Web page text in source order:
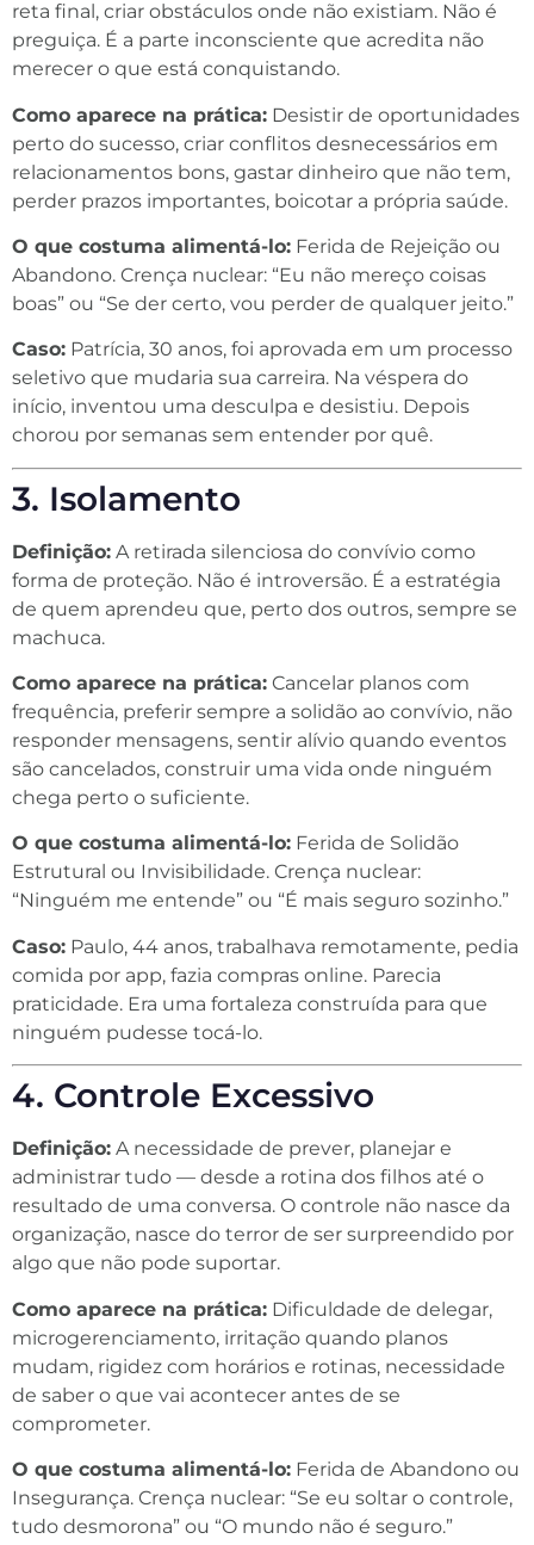
reta final, criar obstáculos onde não existiam. Não é
preguiça. É a parte inconsciente que acredita não
merecer o que está conquistando.
Como aparece na prática: Desistir de oportunidades
perto do sucesso, criar conflitos desnecessários em
relacionamentos bons, gastar dinheiro que não tem,
perder prazos importantes, boicotar a própria saúde.
O que costuma alimentá-lo: Ferida de Rejeição ou
Abandono. Crença nuclear: “Eu não mereço coisas
boas” ou “Se der certo, vou perder de qualquer jeito.”
Caso: Patrícia, 30 anos, foi aprovada em um processo
seletivo que mudaria sua carreira. Na véspera do
início, inventou uma desculpa e desistiu. Depois
chorou por semanas sem entender por quê.
3. Isolamento
Definição: A retirada silenciosa do convívio como
forma de proteção. Não é introversão. É a estratégia
de quem aprendeu que, perto dos outros, sempre se
machuca.
Como aparece na prática: Cancelar planos com
frequência, preferir sempre a solidão ao convívio, não
responder mensagens, sentir alívio quando eventos
são cancelados, construir uma vida onde ninguém
chega perto o suficiente.
O que costuma alimentá-lo: Ferida de Solidão
Estrutural ou Invisibilidade. Crença nuclear:
“Ninguém me entende” ou “É mais seguro sozinho.”
Caso: Paulo, 44 anos, trabalhava remotamente, pedia
comida por app, fazia compras online. Parecia
praticidade. Era uma fortaleza construída para que
ninguém pudesse tocá-lo.
4. Controle Excessivo
Definição: A necessidade de prever, planejar e
administrar tudo — desde a rotina dos filhos até o
resultado de uma conversa. O controle não nasce da
organização, nasce do terror de ser surpreendido por
algo que não pode suportar.
Como aparece na prática: Dificuldade de delegar,
microgerenciamento, irritação quando planos
mudam, rigidez com horários e rotinas, necessidade
de saber o que vai acontecer antes de se
comprometer.
O que costuma alimentá-lo: Ferida de Abandono ou
Insegurança. Crença nuclear: “Se eu soltar o controle,
tudo desmorona” ou “O mundo não é seguro.”